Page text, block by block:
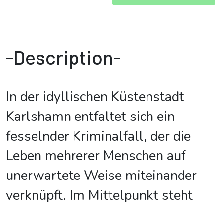
-Description-
In der idyllischen Küstenstadt
Karlshamn entfaltet sich ein
fesselnder Kriminalfall, der die
Leben mehrerer Menschen auf
unerwartete Weise miteinander
verknüpft. Im Mittelpunkt steht